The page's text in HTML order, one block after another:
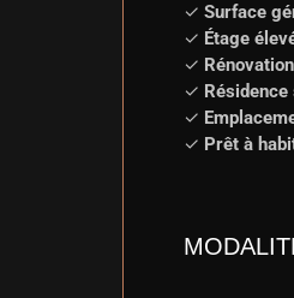
✓ Surface
✓ Étage
✓
✓
✓
✓ Prêt à